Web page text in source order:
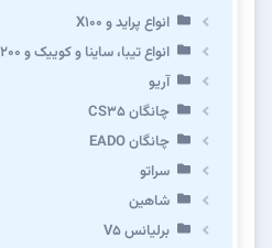
انواع پراید و X100
انواع تیبا، ساینا و کوییک و X200
آریو
چانگان CS35
چانگان EADO
سراتو
شاهین
برلیانس V5